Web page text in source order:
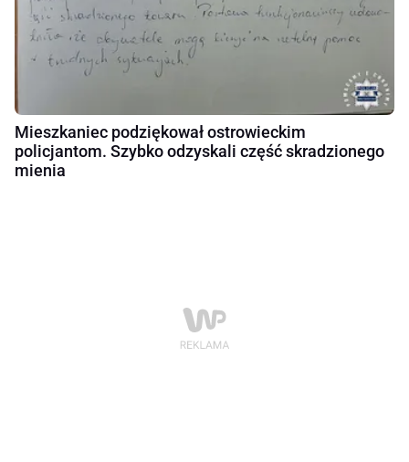
Mieszkaniec podziękował ostrowieckim
policjantom. Szybko odzyskali część skradzionego
mienia